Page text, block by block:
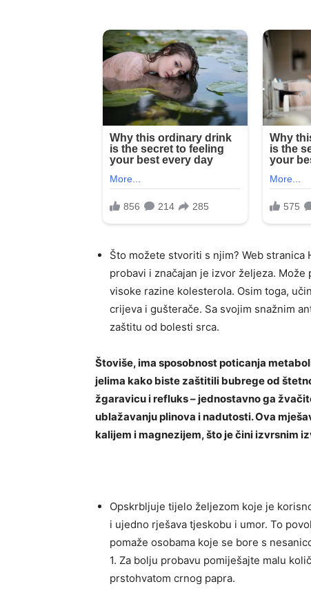
Što možete stvoriti s njim? Web
probavi i značajan je izvor željeza.
visoke razine kolesterola. Osim toga,
crijeva i gušterače. Sa svojim snažnim
zaštitu od bolesti srca.
Štoviše, ima sposobnost poticanja
jelima kako biste zaštitili bubrege od
žgaravicu i refluks – jednostavno ga
ublažavanju plinova i nadutosti. Ova
kalijem i magnezijem, što je čini izvrsnim
Opskrbljuje tijelo željezom koje je
i ujedno rješava tjeskobu i umor. To
pomaže osobama koje se bore s
1. Za bolju probavu pomiješajte malu
prstohvatom crnog papra.